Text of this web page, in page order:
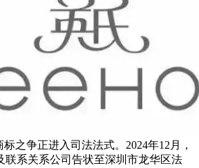
标之争正进入司法法式。2024年12月，
联系关系公司告状至深圳市龙华区法